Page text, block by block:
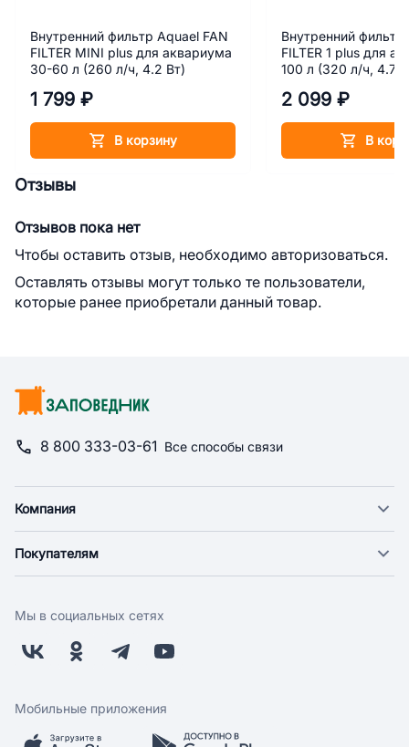
Внутренний фильтр Aquael FAN
FILTER MINI plus для аквариума
30-60 л (260 л/ч, 4.2 Вт)
1 799 ₽
В корзину
Внутренний фильтр
FILTER 1 plus для
100 л (320 л/ч, 4.7
2 099 ₽
В
Отзывы
Отзывов пока нет
Чтобы оставить отзыв, необходимо авторизоваться.
Оставлять отзывы могут только те пользователи,
которые ранее приобретали данный товар.
8 800 333-03-61 Все способы связи
Компания
Новости
Поставщикам
Заводчикам
Обратная связь
Покупателям
Оплата
Бонусная программа
Скидки и акции
Мы в социальных сетях
Мобильные приложения